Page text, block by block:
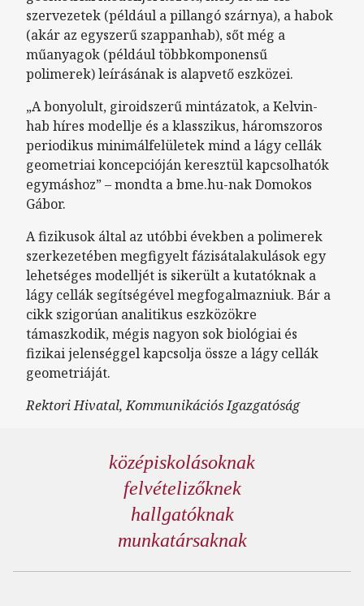
szervezetek (például a pillangó szárnya), a habok
(akár az egyszerű szappanhab), sőt még a
műanyagok (például többkomponensű
polimerek) leírásának is alapvető eszközei.
„A bonyolult, giroidszerű mintázatok, a Kelvin-
hab híres modellje és a klasszikus, háromszoros
periodikus minimálfelületek mind a lágy cellák
geometriai koncepcióján keresztül kapcsolhatók
egymáshoz” – mondta a bme.hu-nak Domokos
Gábor.
A fizikusok által az utóbbi években a polimerek
szerkezetében megfigyelt fázisátalakulások egy
lehetséges modelljét is sikerült a kutatóknak a
lágy cellák segítségével megfogalmazniuk. Bár a
cikk szigorúan analitikus eszközökre
támaszkodik, mégis nagyon sok biológiai és
fizikai jelenséggel kapcsolja össze a lágy cellák
geometriáját.
Rektori Hivatal, Kommunikációs Igazgatóság
középiskolásoknak
felvételizőknek
hallgatóknak
munkatársaknak